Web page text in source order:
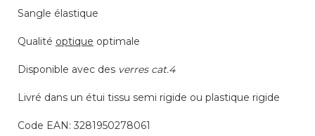
Sangle élastique
Qualité optique optimale
Disponible avec des verres cat.4
Livré dans un étui tissu semi rigide ou plastique rigide
Code EAN: 3281950278061